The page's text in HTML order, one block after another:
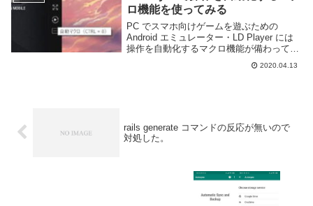
ロ機能を使ってみる
PC でスマホ向けゲームを遊ぶための
Android エミュレーター・LD Player には
操作を自動化するマクロ機能が備わってい
る。繰り返し何度も行う必要のある操作に
対してかなり有効な機能だ。このページで
2020.04.13
rails generate コマンドの反応が無いので
対処した。